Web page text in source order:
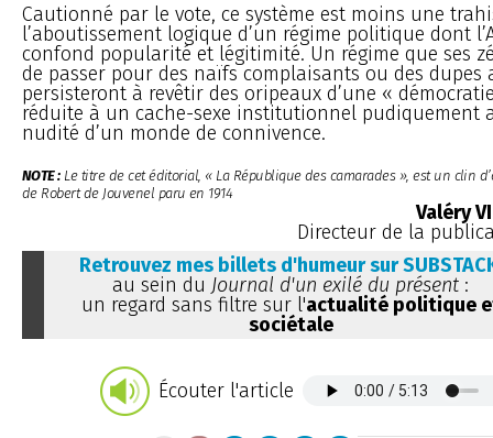
Cautionné par le vote, ce système est moins une
l’aboutissement logique d’un régime politique dont
confond popularité et légitimité. Un régime que ses
de passer pour des naïfs complaisants ou des dupes
persisteront à revêtir des oripeaux d’une «
réduite à un cache-sexe institutionnel pudiquement
nudité d’un monde de connivence.
NOTE : Le titre de cet éditorial, « La République des camarades », est un clin
de Robert de Jouvenel paru en 1914
Valéry
Directeur de la
Retrouvez mes billets d'humeur sur
au sein du Journal d'un exilé du présent :
un regard sans filtre sur l'actualité politique
sociétale
Écouter l'article